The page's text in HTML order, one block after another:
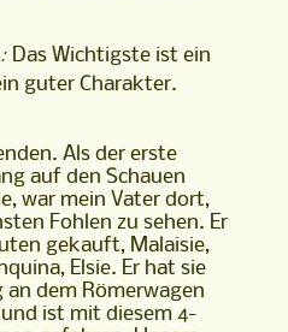
Das Wichtigste ist ein
guter Charakter.
Als der erste
auf den Schauen
war mein Vater dort,
Fohlen zu sehen. Er
gekauft, Malaisie,
an dem Römerwagen
ist mit diesem 4-